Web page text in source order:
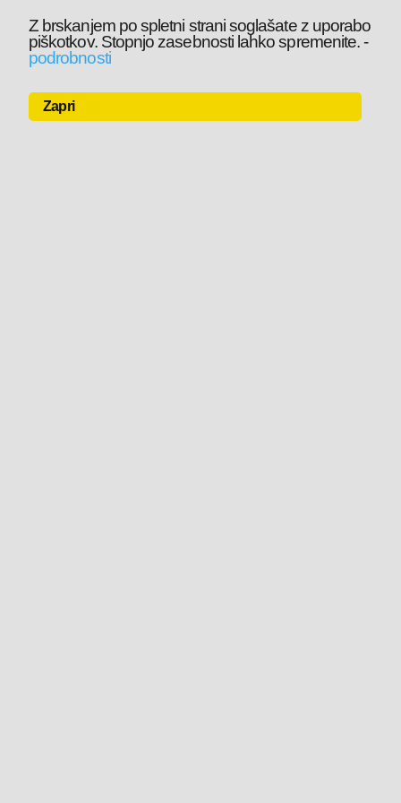
Z brskanjem po spletni strani soglašate z uporabo
piškotkov. Stopnjo zasebnosti lahko spremenite.-
podrobnosti
Zapri